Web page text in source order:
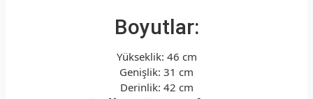
Boyutlar:
Yükseklik: 46 cm
Genişlik: 31 cm
Derinlik: 42 cm